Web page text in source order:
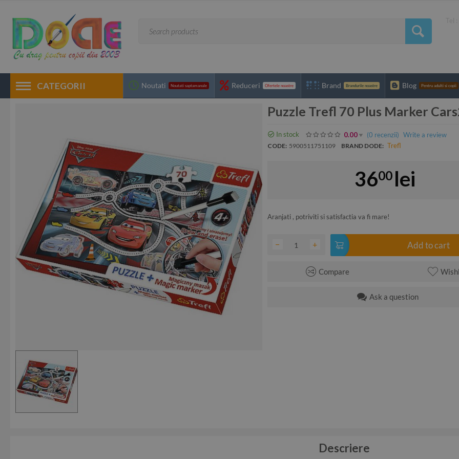
CATEGORII Noutati Noutati saptamanale Reduceri Ofertele noastre Brand Brandurile noastre Blog Pentru adulti si copii
Puzzle Trefl 70 Plus Marker
In stock 0.00 (0 recenzii) Write a review
CODE: 5900511751109 BRAND DODE: Trefl
3600 lei
Aranjati , potriviti si satisfactia va fi mare!
+
− Add to cart
Compare
Ask a question
Descriere